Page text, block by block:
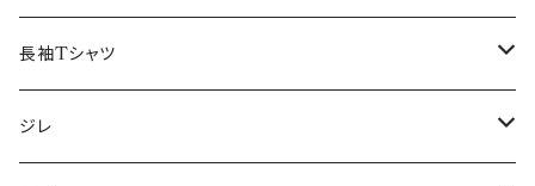
50/XL～
48/L
50/XL～
46/M
48/L
～44/S
46/M
長袖Tシャツ
～44/S
ジレ